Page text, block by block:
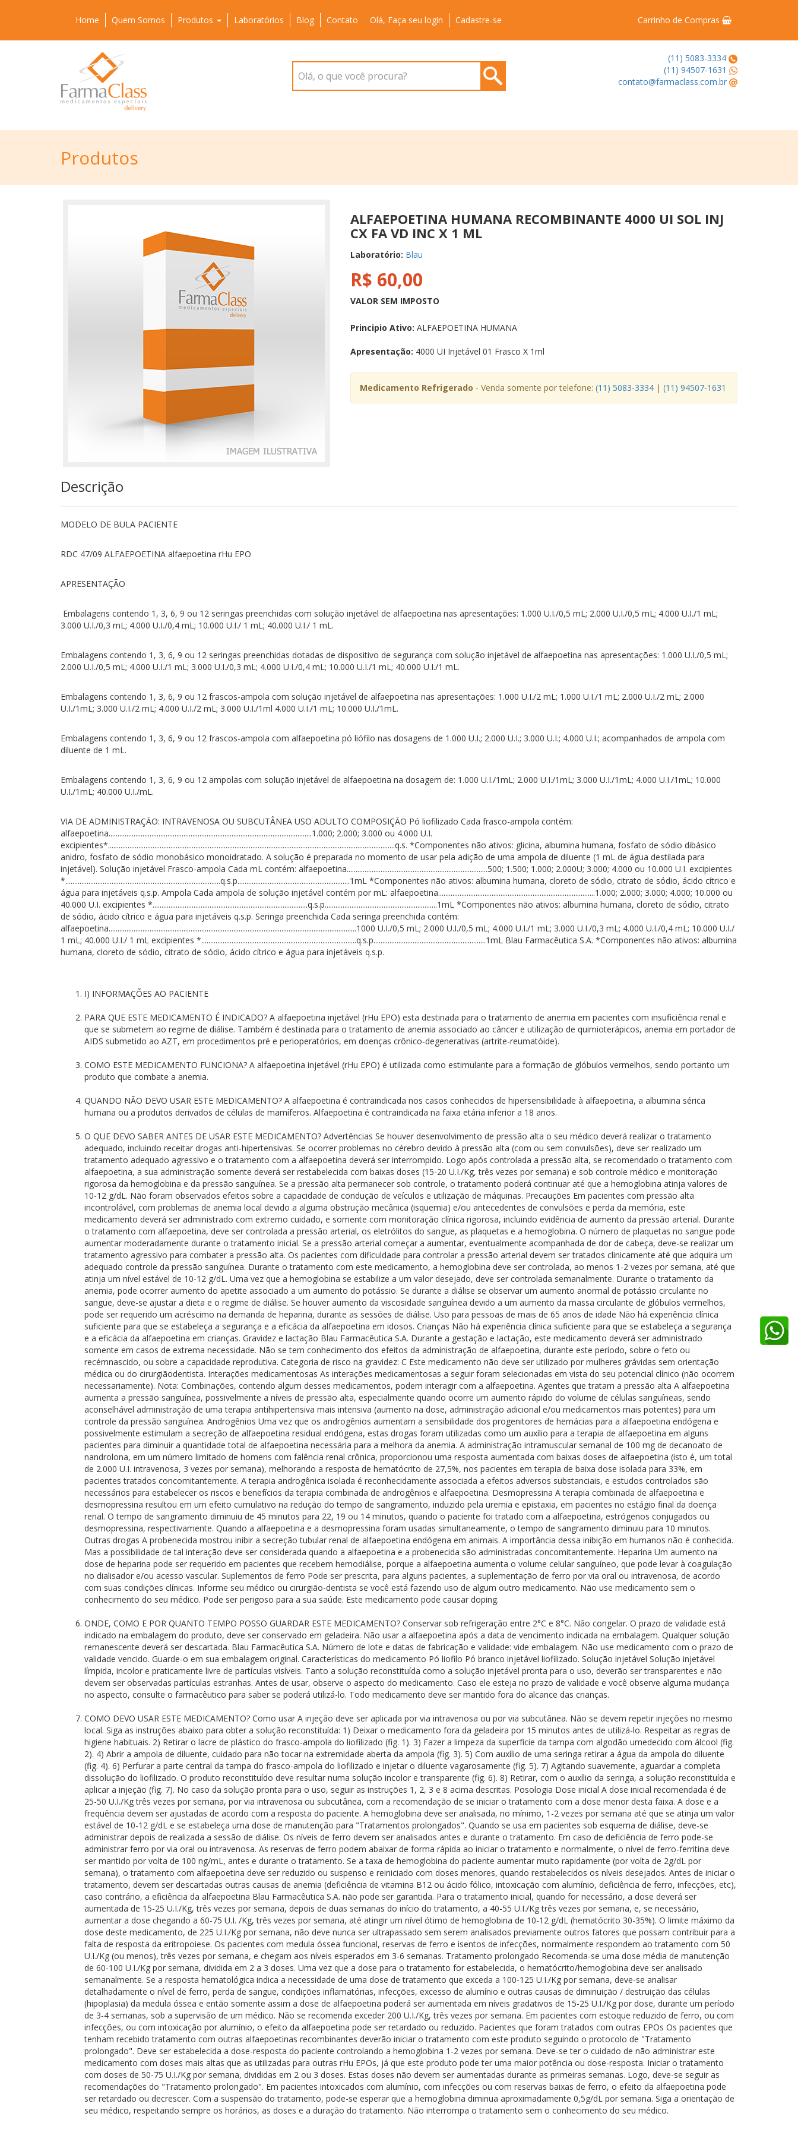
Home Quem Somos Produtos Laboratórios Blog Contato Olá, Faça seu login Cadastre-se Carrinho de Compras
Olá, o que você procura?
(11) 5083-3334
(11) 94507-1631
contato@farmaclass.com.br
Produtos
ALFAEPOETINA HUMANA RECOMBINANTE 4000 UI SOL INJ
CX FA VD INC X 1 ML
Laboratório: Blau
R$ 60,00
VALOR SEM IMPOSTO
Principio Ativo: ALFAEPOETINA HUMANA
Apresentação: 4000 UI Injetável 01 Frasco X 1ml
Medicamento Refrigerado - Venda somente por telefone: (11) 5083-3334| (11) 94507-1631
Descrição
MODELO DE BULA PACIENTE
RDC 47/09 ALFAEPOETINA alfaepoetina rHu EPO
APRESENTAÇÃO
Embalagens contendo 1, 3, 6, 9 ou 12 seringas preenchidas com solução injetável de alfaepoetina nas apresentações: 1.000 U.I./0,5 mL; 2.000 U.I./0,5 mL; 4.000 U.I./1 mL;
3.000 U.I./0,3 mL; 4.000 U.I./0,4 mL; 10.000 U.I./ 1 mL; 40.000 U.I./ 1 mL.
Embalagens contendo 1, 3, 6, 9 ou 12 seringas preenchidas dotadas de dispositivo de segurança com solução injetável de alfaepoetina nas apresentações: 1.000 U.I./0,5 mL;
2.000 U.I./0,5 mL; 4.000 U.I./1 mL; 3.000 U.I./0,3 mL; 4.000 U.I./0,4 mL; 10.000 U.I./1 mL; 40.000 U.I./1 mL.
Embalagens contendo 1, 3, 6, 9 ou 12 frascos-ampola com solução injetável de alfaepoetina nas apresentações: 1.000 U.I./2 mL; 1.000 U.I./1 mL; 2.000 U.I./2 mL; 2.000
U.I./1mL; 3.000 U.I./2 mL; 4.000 U.I./2 mL; 3.000 U.I./1ml 4.000 U.I./1 mL; 10.000 U.I./1mL.
Embalagens contendo 1, 3, 6, 9 ou 12 frascos-ampola com alfaepoetina pó liófilo nas dosagens de 1.000 U.I.; 2.000 U.I.; 3.000 U.I.; 4.000 U.I.; acompanhados de ampola com
diluente de 1 mL.
Embalagens contendo 1, 3, 6, 9 ou 12 ampolas com solução injetável de alfaepoetina na dosagem de: 1.000 U.I./1mL; 2.000 U.I./1mL; 3.000 U.I./1mL; 4.000 U.I./1mL; 10.000
U.I./1mL; 40.000 U.I./mL.
VIA DE ADMINISTRAÇÃO: INTRAVENOSA OU SUBCUTÂNEA USO ADULTO COMPOSIÇÃO Pó liofilizado Cada frasco-ampola contém:
alfaepoetina..................................................................................................................1.000; 2.000; 3.000 ou 4.000 U.I.
excipientes*.................................................................................................................................................................q.s. *Componentes não ativos: glicina, albumina humana, fosfato de sódio dibásico
anidro, fosfato de sódio monobásico monoidratado. A solução é preparada no momento de usar pela adição de uma ampola de diluente (1 mL de água destilada para
injetável). Solução injetável Frasco-ampola Cada mL contém: alfaepoetina...............................................................................500; 1.500; 1.000; 2.000U; 3.000; 4.000 ou 10.000 U.I. excipientes
*.......................................................................................q.s.p...............................................................1mL *Componentes não ativos: albumina humana, cloreto de sódio, citrato de sódio, ácido cítrico e
água para injetáveis q.s.p. Ampola Cada ampola de solução injetável contém por mL: alfaepoetina........................................................................................1.000; 2.000; 3.000; 4.000; 10.000 ou
40.000 U.I. excipientes *.......................................................................................q.s.p...............................................................1mL *Componentes não ativos: albumina humana, cloreto de sódio, citrato
de sódio, ácido cítrico e água para injetáveis q.s.p. Seringa preenchida Cada seringa preenchida contém:
alfaepoetina...........................................................................................................................................1000 U.I./0,5 mL; 2.000 U.I./0,5 mL; 4.000 U.I./1 mL; 3.000 U.I./0,3 mL; 4.000 U.I./0,4 mL; 10.000 U.I./
1 mL; 40.000 U.I./ 1 mL excipientes *.......................................................................................q.s.p...............................................................1mL Blau Farmacêutica S.A. *Componentes não ativos: albumina
humana, cloreto de sódio, citrato de sódio, ácido cítrico e água para injetáveis q.s.p.
I) INFORMAÇÕES AO PACIENTE
PARA QUE ESTE MEDICAMENTO É INDICADO? A alfaepoetina injetável (rHu EPO) esta destinada para o tratamento de anemia em pacientes com insuficiência renal e
que se submetem ao regime de diálise. Também é destinada para o tratamento de anemia associado ao câncer e utilização de quimioterápicos, anemia em portador de
AIDS submetido ao AZT, em procedimentos pré e perioperatórios, em doenças crônico-degenerativas (artrite-reumatóide).
COMO ESTE MEDICAMENTO FUNCIONA? A alfaepoetina injetável (rHu EPO) é utilizada como estimulante para a formação de glóbulos vermelhos, sendo portanto um
produto que combate a anemia.
QUANDO NÃO DEVO USAR ESTE MEDICAMENTO? A alfaepoetina é contraindicada nos casos conhecidos de hipersensibilidade à alfaepoetina, a albumina sérica
humana ou a produtos derivados de células de mamíferos. Alfaepoetina é contraindicada na faixa etária inferior a 18 anos.
O QUE DEVO SABER ANTES DE USAR ESTE MEDICAMENTO? Advertências Se houver desenvolvimento de pressão alta o seu médico deverá realizar o tratamento
adequado, incluindo receitar drogas anti-hipertensivas. Se ocorrer problemas no cérebro devido à pressão alta (com ou sem convulsões), deve ser realizado um
tratamento adequado agressivo e o tratamento com a alfaepoetina deverá ser interrompido. Logo após controlada a pressão alta, se recomendado o tratamento com
alfaepoetina, a sua administração somente deverá ser restabelecida com baixas doses (15-20 U.I./Kg, três vezes por semana) e sob controle médico e monitoração
rigorosa da hemoglobina e da pressão sanguínea. Se a pressão alta permanecer sob controle, o tratamento poderá continuar até que a hemoglobina atinja valores de
10-12 g/dL. Não foram observados efeitos sobre a capacidade de condução de veículos e utilização de máquinas. Precauções Em pacientes com pressão alta
incontrolável, com problemas de anemia local devido a alguma obstrução mecânica (isquemia) e/ou antecedentes de convulsões e perda da memória, este
medicamento deverá ser administrado com extremo cuidado, e somente com monitoração clínica rigorosa, incluindo evidência de aumento da pressão arterial. Durante
o tratamento com alfaepoetina, deve ser controlada a pressão arterial, os eletrólitos do sangue, as plaquetas e a hemoglobina. O número de plaquetas no sangue pode
aumentar moderadamente durante o tratamento inicial. Se a pressão arterial começar a aumentar, eventualmente acompanhada de dor de cabeça, deve-se realizar um
tratamento agressivo para combater a pressão alta. Os pacientes com dificuldade para controlar a pressão arterial devem ser tratados clinicamente até que adquira um
adequado controle da pressão sanguínea. Durante o tratamento com este medicamento, a hemoglobina deve ser controlada, ao menos 1-2 vezes por semana, até que
atinja um nível estável de 10-12 g/dL. Uma vez que a hemoglobina se estabilize a um valor desejado, deve ser controlada semanalmente. Durante o tratamento da
anemia, pode ocorrer aumento do apetite associado a um aumento do potássio. Se durante a diálise se observar um aumento anormal de potássio circulante no
sangue, deve-se ajustar a dieta e o regime de diálise. Se houver aumento da viscosidade sanguínea devido a um aumento da massa circulante de glóbulos vermelhos,
pode ser requerido um acréscimo na demanda de heparina, durante as sessões de diálise. Uso para pessoas de mais de 65 anos de idade Não há experiência clínica
suficiente para que se estabeleça a segurança e a eficácia da alfaepoetina em idosos. Crianças Não há experiência clínica suficiente para que se estabeleça a segurança
e a eficácia da alfaepoetina em crianças. Gravidez e lactação Blau Farmacêutica S.A. Durante a gestação e lactação, este medicamento deverá ser administrado
somente em casos de extrema necessidade. Não se tem conhecimento dos efeitos da administração de alfaepoetina, durante este período, sobre o feto ou
recémnascido, ou sobre a capacidade reprodutiva. Categoria de risco na gravidez: C Este medicamento não deve ser utilizado por mulheres grávidas sem orientação
médica ou do cirurgiãodentista. Interações medicamentosas As interações medicamentosas a seguir foram selecionadas em vista do seu potencial clínico (não ocorrem
necessariamente). Nota: Combinações, contendo algum desses medicamentos, podem interagir com a alfaepoetina. Agentes que tratam a pressão alta A alfaepoetina
aumenta a pressão sanguínea, possivelmente a níveis de pressão alta, especialmente quando ocorre um aumento rápido do volume de células sanguíneas, sendo
aconselhável administração de uma terapia antihipertensiva mais intensiva (aumento na dose, administração adicional e/ou medicamentos mais potentes) para um
controle da pressão sanguínea. Androgênios Uma vez que os androgênios aumentam a sensibilidade dos progenitores de hemácias para a alfaepoetina endógena e
possivelmente estimulam a secreção de alfaepoetina residual endógena, estas drogas foram utilizadas como um auxílio para a terapia de alfaepoetina em alguns
pacientes para diminuir a quantidade total de alfaepoetina necessária para a melhora da anemia. A administração intramuscular semanal de 100 mg de decanoato de
nandrolona, em um número limitado de homens com falência renal crônica, proporcionou uma resposta aumentada com baixas doses de alfaepoetina (isto é, um total
de 2.000 U.I. intravenosa, 3 vezes por semana), melhorando a resposta de hematócrito de 27,5%, nos pacientes em terapia de baixa dose isolada para 33%, em
pacientes tratados concomitantemente. A terapia androgênica isolada é reconhecidamente associada a efeitos adversos substanciais, e estudos controlados são
necessários para estabelecer os riscos e benefícios da terapia combinada de androgênios e alfaepoetina. Desmopressina A terapia combinada de alfaepoetina e
desmopressina resultou em um efeito cumulativo na redução do tempo de sangramento, induzido pela uremia e epistaxia, em pacientes no estágio final da doença
renal. O tempo de sangramento diminuiu de 45 minutos para 22, 19 ou 14 minutos, quando o paciente foi tratado com a alfaepoetina, estrógenos conjugados ou
desmopressina, respectivamente. Quando a alfaepoetina e a desmopressina foram usadas simultaneamente, o tempo de sangramento diminuiu para 10 minutos.
Outras drogas A probenecida mostrou inibir a secreção tubular renal de alfaepoetina endógena em animais. A importância dessa inibição em humanos não é conhecida.
Mas a possibilidade de tal interação deve ser considerada quando a alfaepoetina e a probenecida são administradas concomitantemente. Heparina Um aumento na
dose de heparina pode ser requerido em pacientes que recebem hemodiálise, porque a alfaepoetina aumenta o volume celular sanguíneo, que pode levar à coagulação
no dialisador e/ou acesso vascular. Suplementos de ferro Pode ser prescrita, para alguns pacientes, a suplementação de ferro por via oral ou intravenosa, de acordo
com suas condições clínicas. Informe seu médico ou cirurgião-dentista se você está fazendo uso de algum outro medicamento. Não use medicamento sem o
conhecimento do seu médico. Pode ser perigoso para a sua saúde. Este medicamento pode causar doping.
ONDE, COMO E POR QUANTO TEMPO POSSO GUARDAR ESTE MEDICAMENTO? Conservar sob refrigeração entre 2°C e 8°C. Não congelar. O prazo de validade está
indicado na embalagem do produto, deve ser conservado em geladeira. Não usar a alfaepoetina após a data de vencimento indicada na embalagem. Qualquer solução
remanescente deverá ser descartada. Blau Farmacêutica S.A. Número de lote e datas de fabricação e validade: vide embalagem. Não use medicamento com o prazo de
validade vencido. Guarde-o em sua embalagem original. Características do medicamento Pó liofilo Pó branco injetável liofilizado. Solução injetável Solução injetável
límpida, incolor e praticamente livre de partículas visíveis. Tanto a solução reconstituída como a solução injetável pronta para o uso, deverão ser transparentes e não
devem ser observadas partículas estranhas. Antes de usar, observe o aspecto do medicamento. Caso ele esteja no prazo de validade e você observe alguma mudança
no aspecto, consulte o farmacêutico para saber se poderá utilizá-lo. Todo medicamento deve ser mantido fora do alcance das crianças.
COMO DEVO USAR ESTE MEDICAMENTO? Como usar A injeção deve ser aplicada por via intravenosa ou por via subcutânea. Não se devem repetir injeções no mesmo
local. Siga as instruções abaixo para obter a solução reconstituída: 1) Deixar o medicamento fora da geladeira por 15 minutos antes de utilizá-lo. Respeitar as regras de
higiene habituais. 2) Retirar o lacre de plástico do frasco-ampola do liofilizado (fig. 1). 3) Fazer a limpeza da superfície da tampa com algodão umedecido com álcool (fig.
2). 4) Abrir a ampola de diluente, cuidado para não tocar na extremidade aberta da ampola (fig. 3). 5) Com auxílio de uma seringa retirar a água da ampola do diluente
(fig. 4). 6) Perfurar a parte central da tampa do frasco-ampola do liofilizado e injetar o diluente vagarosamente (fig. 5). 7) Agitando suavemente, aguardar a completa
dissolução do liofilizado. O produto reconstituído deve resultar numa solução incolor e transparente (fig. 6). 8) Retirar, com o auxílio da seringa, a solução reconstituída e
aplicar a injeção (fig. 7). No caso da solução pronta para o uso, seguir as instruções 1, 2, 3 e 8 acima descritas. Posologia Dose inicial A dose inicial recomendada é de
25-50 U.I./Kg três vezes por semana, por via intravenosa ou subcutânea, com a recomendação de se iniciar o tratamento com a dose menor desta faixa. A dose e a
frequência devem ser ajustadas de acordo com a resposta do paciente. A hemoglobina deve ser analisada, no mínimo, 1-2 vezes por semana até que se atinja um valor
estável de 10-12 g/dL e se estabeleça uma dose de manutenção para "Tratamentos prolongados". Quando se usa em pacientes sob esquema de diálise, deve-se
administrar depois de realizada a sessão de diálise. Os níveis de ferro devem ser analisados antes e durante o tratamento. Em caso de deficiência de ferro pode-se
administrar ferro por via oral ou intravenosa. As reservas de ferro podem abaixar de forma rápida ao iniciar o tratamento e normalmente, o nível de ferro-ferritina deve
ser mantido por volta de 100 ng/mL, antes e durante o tratamento. Se a taxa de hemoglobina do paciente aumentar muito rapidamente (por volta de 2g/dL por
semana), o tratamento com alfaepoetina deve ser reduzido ou suspenso e reiniciado com doses menores, quando restabelecidos os níveis desejados. Antes de iniciar o
tratamento, devem ser descartadas outras causas de anemia (deficiência de vitamina B12 ou ácido fólico, intoxicação com alumínio, deficiência de ferro, infecções, etc),
caso contrário, a eficiência da alfaepoetina Blau Farmacêutica S.A. não pode ser garantida. Para o tratamento inicial, quando for necessário, a dose deverá ser
aumentada de 15-25 U.I./Kg, três vezes por semana, depois de duas semanas do início do tratamento, a 40-55 U.I./Kg três vezes por semana, e, se necessário,
aumentar a dose chegando a 60-75 U.I. /Kg, três vezes por semana, até atingir um nível ótimo de hemoglobina de 10-12 g/dL (hematócrito 30-35%). O limite máximo da
dose deste medicamento, de 225 U.I./Kg por semana, não deve nunca ser ultrapassado sem serem analisados previamente outros fatores que possam contribuir para a
falta de resposta da eritropoiese. Os pacientes com medula óssea funcional, reservas de ferro e isentos de infecções, normalmente respondem ao tratamento com 50
U.I./Kg (ou menos), três vezes por semana, e chegam aos níveis esperados em 3-6 semanas. Tratamento prolongado Recomenda-se uma dose média de manutenção
de 60-100 U.I./Kg por semana, dividida em 2 a 3 doses. Uma vez que a dose para o tratamento for estabelecida, o hematócrito/hemoglobina deve ser analisado
semanalmente. Se a resposta hematológica indica a necessidade de uma dose de tratamento que exceda a 100-125 U.I./Kg por semana, deve-se analisar
detalhadamente o nível de ferro, perda de sangue, condições inflamatórias, infecções, excesso de alumínio e outras causas de diminuição / destruição das células
(hipoplasia) da medula óssea e então somente assim a dose de alfaepoetina poderá ser aumentada em níveis gradativos de 15-25 U.I./Kg por dose, durante um período
de 3-4 semanas, sob a supervisão de um médico. Não se recomenda exceder 200 U.I./Kg, três vezes por semana. Em pacientes com estoque reduzido de ferro, ou com
infecções, ou com intoxicação por alumínio, o efeito da alfaepoetina pode ser retardado ou reduzido. Pacientes que foram tratados com outras EPOs Os pacientes que
tenham recebido tratamento com outras alfaepoetinas recombinantes deverão iniciar o tratamento com este produto seguindo o protocolo de "Tratamento
prolongado". Deve ser estabelecida a dose-resposta do paciente controlando a hemoglobina 1-2 vezes por semana. Deve-se ter o cuidado de não administrar este
medicamento com doses mais altas que as utilizadas para outras rHu EPOs, já que este produto pode ter uma maior potência ou dose-resposta. Iniciar o tratamento
com doses de 50-75 U.I./Kg por semana, divididas em 2 ou 3 doses. Estas doses não devem ser aumentadas durante as primeiras semanas. Logo, deve-se seguir as
recomendações do "Tratamento prolongado". Em pacientes intoxicados com alumínio, com infecções ou com reservas baixas de ferro, o efeito da alfaepoetina pode
ser retardado ou decrescer. Com a suspensão do tratamento, pode-se esperar que a hemoglobina diminua aproximadamente 0,5g/dL por semana. Siga a orientação de
seu médico, respeitando sempre os horários, as doses e a duração do tratamento. Não interrompa o tratamento sem o conhecimento do seu médico.